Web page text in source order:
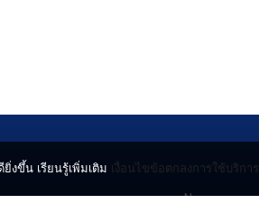
News
งขึ้น เรียนรู้เพิ่มเติม เงื่อนไขข้อตกลงการใช้บริการ